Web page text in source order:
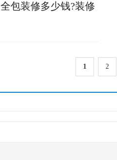
全包装修多少钱?装修
1 2